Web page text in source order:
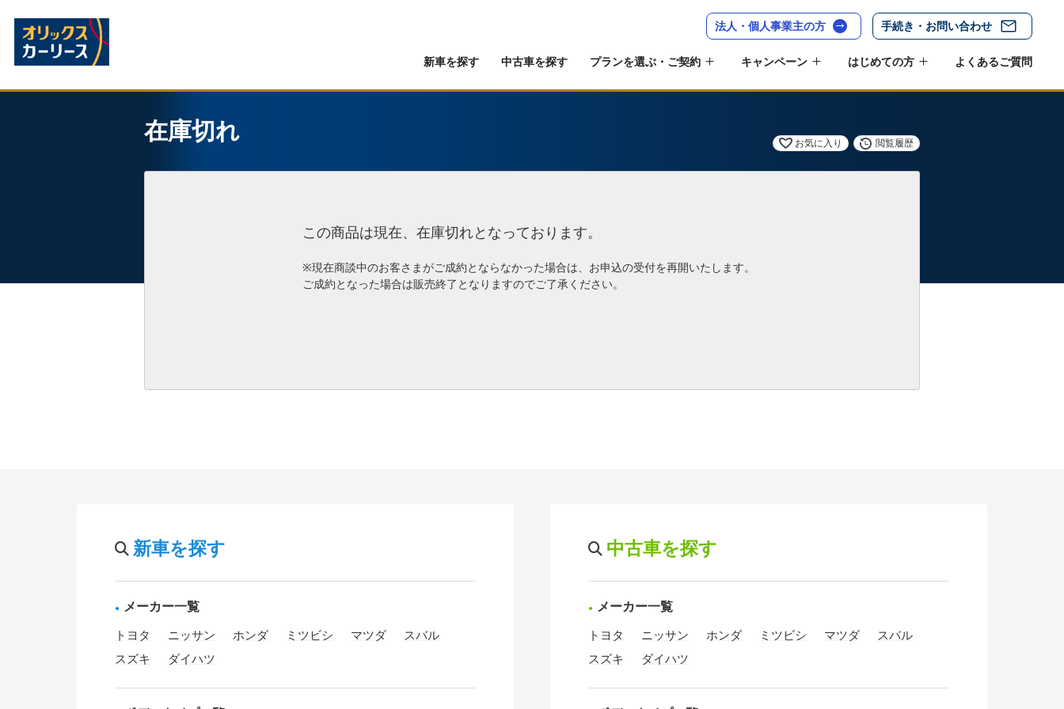
法人・個人事業主の方 手続き・お問い合わせ
新車を探す 中古車を探す プランを選ぶ・ご契約 キャンペーン はじめての方 よくあるご質問
在庫切れ お気に入り 閲覧履歴
この商品は現在、在庫切れとなっております。
※現在商談中のお客さまがご成約とならなかった場合は、お申込の受付を再開いたします。
ご成約となった場合は販売終了となりますのでご了承ください。
新車を探す
メーカー一覧
トヨタ ニッサン ホンダ ミツビシ マツダ
スバル
スズキ
ダイハツ
中古車を探す
メーカー一覧
トヨタ ニッサン ホンダ ミツビシ マツダ
スバル
スズキ
ダイハツ